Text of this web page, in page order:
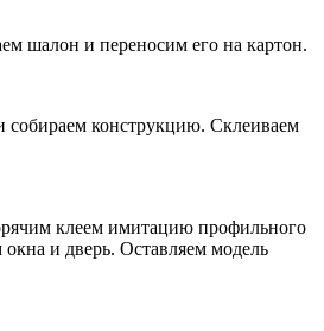
шалон и переносим его на картон.
собираем конструкцию. Склеиваем
клеем имитацию профильного
и дверь. Оставляем модель